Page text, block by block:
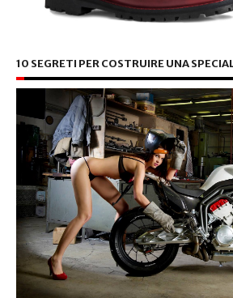
10 SEGRETI PER COSTRUIRE UNA